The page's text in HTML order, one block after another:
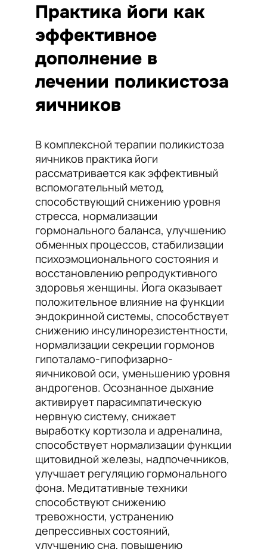
Практика йоги как
эффективное
дополнение в
лечении поликистоза
яичников
В комплексной терапии поликистоза
яичников практика йоги
рассматривается как эффективный
вспомогательный метод,
способствующий снижению уровня
стресса, нормализации
гормонального баланса, улучшению
обменных процессов, стабилизации
психоэмоционального состояния и
восстановлению репродуктивного
здоровья женщины. Йога оказывает
положительное влияние на функции
эндокринной системы, способствует
снижению инсулинорезистентности,
нормализации секреции гормонов
гипоталамо-гипофизарно-
яичниковой оси, уменьшению уровня
андрогенов. Осознанное дыхание
активирует парасимпатическую
нервную систему, снижает
выработку кортизола и адреналина,
способствует нормализации функции
щитовидной железы, надпочечников,
улучшает регуляцию гормонального
фона. Медитативные техники
способствуют снижению
тревожности, устранению
депрессивных состояний,
улучшению сна, повышению